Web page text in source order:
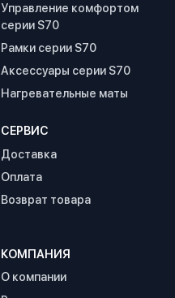
Управление комфортом
серии S70
Рамки серии S70
Аксессуары серии S70
Нагревательные маты
СЕРВИС
Доставка
Оплата
Возврат товара
КОМПАНИЯ
О компании